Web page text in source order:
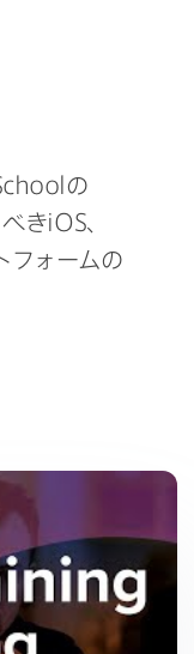
の​
きiOS、
フォームの​